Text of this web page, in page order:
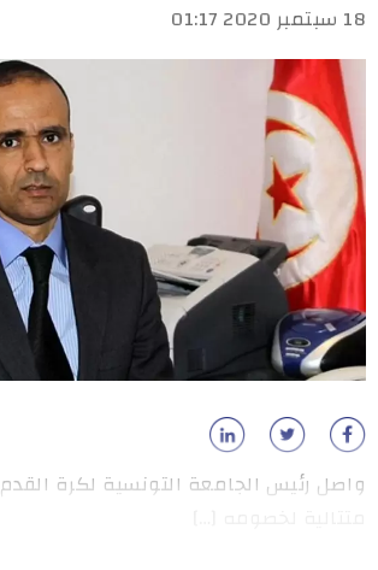
18 سبتمبر 2020 01:17
واصل رئيس الجامعة التونسية لكرة